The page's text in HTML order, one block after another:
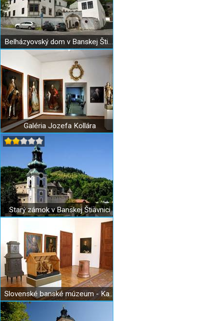
Belházyovský dom v Banskej Štiavnici
Galéria Jozefa Kollára
Starý zámok v Banskej Štiavnici
Slovenské banské múzeum - Kammerhof